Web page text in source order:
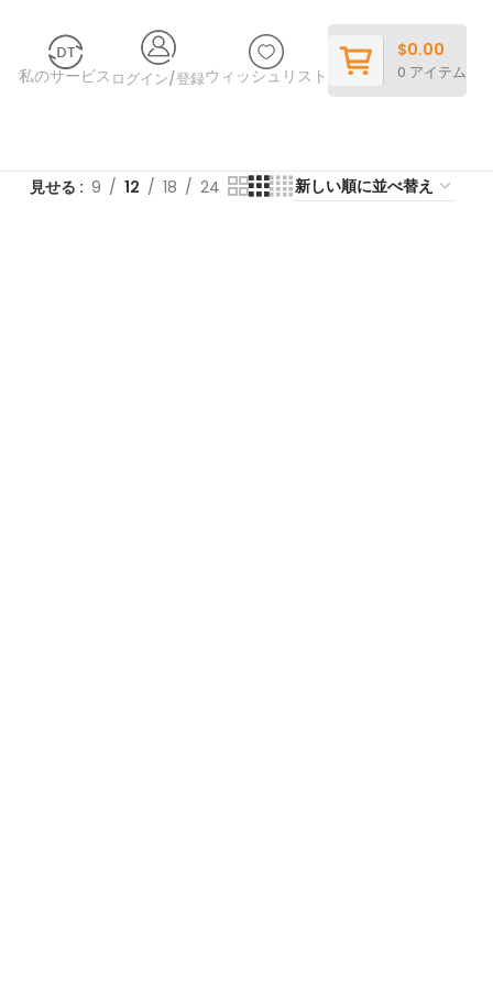
私のサービス ログイン/登録ウィッシュリスト 0 アイテム
$0.00
見せる 9 12 18 24